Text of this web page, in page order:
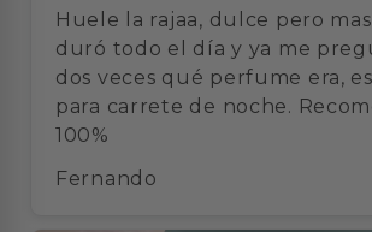
Huele la rajaa, dulce pero
duró todo el día y ya me
dos veces qué perfume era,
para carrete de noche.
100%
Fernando